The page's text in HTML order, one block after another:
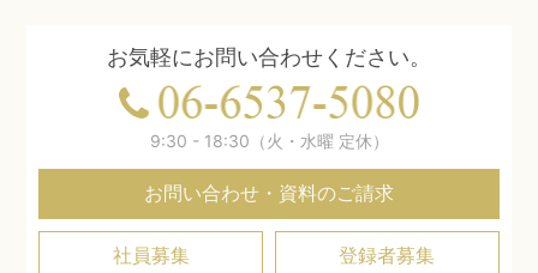
お気軽にお問い合わせください。
9:30 - 18:30（火・水曜 定休）
お問い合わせ・資料のご請求
社員募集 登録者募集